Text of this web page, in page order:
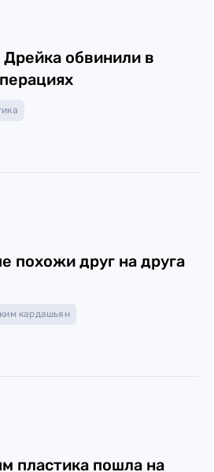
Дрейка обвинили в
похожи друг на друга
ким кардашьян
пластика пошла на